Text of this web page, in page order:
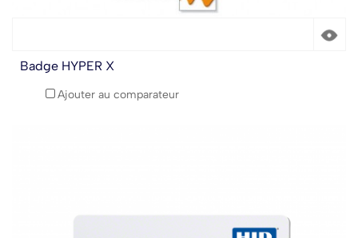
Badge HYPER X
Ajouter au comparateur